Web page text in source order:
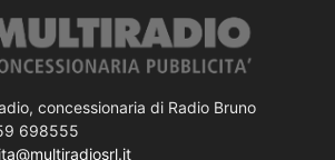
concessionaria di Radio Bruno
698555